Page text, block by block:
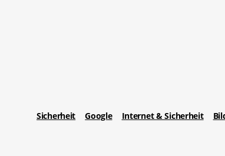
Sicherheit Google Internet & Sicherheit